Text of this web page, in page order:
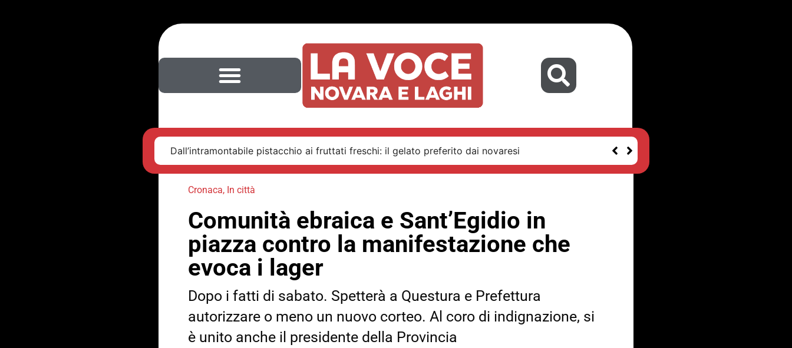
Dall’intramontabile pistacchio ai fruttati freschi: il gelato preferito dai novaresi
Cronaca, In città
Comunità ebraica e Sant’Egidio in
piazza contro la manifestazione che
evoca i lager
Dopo i fatti di sabato. Spetterà a Questura e Prefettura
autorizzare o meno un nuovo corteo. Al coro di indignazione, si
è unito anche il presidente della Provincia